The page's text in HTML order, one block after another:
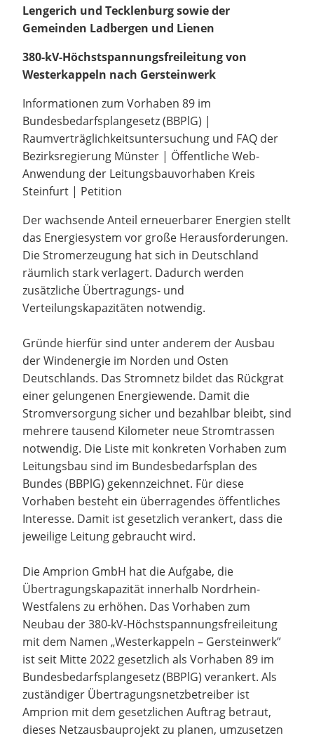
Lengerich und Tecklenburg sowie der
Gemeinden Ladbergen und Lienen
380-kV-Höchstspannungsfreileitung von
Westerkappeln nach Gersteinwerk
Informationen zum Vorhaben 89 im
Bundesbedarfsplangesetz (BBPlG) |
Raumverträglichkeitsuntersuchung und FAQ der
Bezirksregierung Münster | Öffentliche Web-
Anwendung der Leitungsbauvorhaben Kreis
Steinfurt | Petition
Der wachsende Anteil erneuerbarer Energien stellt
das Energiesystem vor große Herausforderungen.
Die Stromerzeugung hat sich in Deutschland
räumlich stark verlagert. Dadurch werden
zusätzliche Übertragungs- und
Verteilungskapazitäten notwendig.
Gründe hierfür sind unter anderem der Ausbau
der Windenergie im Norden und Osten
Deutschlands. Das Stromnetz bildet das Rückgrat
einer gelungenen Energiewende. Damit die
Stromversorgung sicher und bezahlbar bleibt, sind
mehrere tausend Kilometer neue Stromtrassen
notwendig. Die Liste mit konkreten Vorhaben zum
Leitungsbau sind im Bundesbedarfsplan des
Bundes (BBPlG) gekennzeichnet. Für diese
Vorhaben besteht ein überragendes öffentliches
Interesse. Damit ist gesetzlich verankert, dass die
jeweilige Leitung gebraucht wird.
Die Amprion GmbH hat die Aufgabe, die
Übertragungskapazität innerhalb Nordrhein-
Westfalens zu erhöhen. Das Vorhaben zum
Neubau der 380-kV-Höchstspannungsfreileitung
mit dem Namen „Westerkappeln – Gersteinwerk”
ist seit Mitte 2022 gesetzlich als Vorhaben 89 im
Bundesbedarfsplangesetz (BBPlG) verankert. Als
zuständiger Übertragungsnetzbetreiber ist
Amprion mit dem gesetzlichen Auftrag betraut,
dieses Netzausbauprojekt zu planen, umzusetzen